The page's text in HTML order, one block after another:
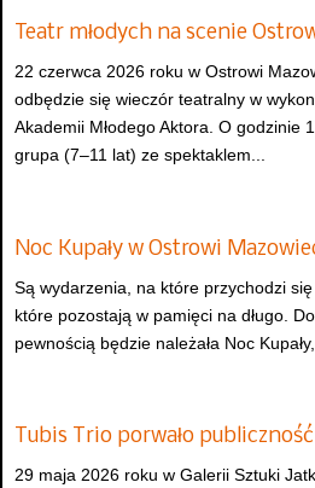
Teatr młodych na scenie
22 czerwca 2026 roku w Ostrowi
odbędzie się wieczór teatralny w
Akademii Młodego Aktora. O godzinie
grupa (7–11 lat) ze spektaklem...
Noc Kupały w Ostrowi
Są wydarzenia, na które przychodzi
które pozostają w pamięci na długo.
pewnością będzie należała Noc
Tubis Trio porwało
29 maja 2026 roku w Galerii Sztuki